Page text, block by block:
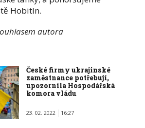
Hobitín.
autora
České firmy ukrajinské
zaměstnance potřebují,
upozornila Hospodářská
komora vládu
23. 02. 2022 16:27